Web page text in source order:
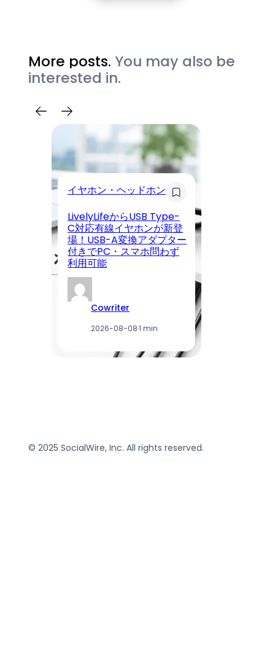
More posts. You may also be
interested in.
イヤホン・ヘッドホン
LivelyLifeからUSB Type-
C対応有線イヤホンが新登
場！USB-A変換アダプター
付きでPC・スマホ問わず
利用可能
Cowriter
2026-08-08·1 min
© 2025 SocialWire, Inc. All rights reserved.